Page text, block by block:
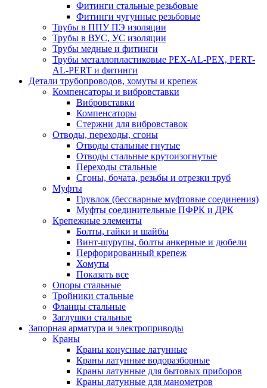
Фитинги стальные резьбовые
Фитинги чугунные резьбовые
Трубы в ППУ ПЭ изоляции
Трубы в ВУС, УС изоляции
Трубы медные и фитинги
Трубы металлопластиковые PEX-AL-PEX, PERT-
AL-PERT и фитинги
Детали трубопроводов, хомуты и крепеж
Компенсаторы и вибровставки
Вибровставки
Компенсаторы
Стержни для вибровставок
Отводы, переходы, сгоны
Отводы стальные гнутые
Отводы стальные крутоизогнутые
Переходы стальные
Сгоны, бочата, резьбы и отрезки труб
Муфты
Грувлок (бессварные муфтовые соединения)
Муфты соединительные ПФРК и ДРК
Крепежные элементы
Болты, гайки и шайбы
Винт-шурупы, болты анкерные и дюбели
Перфорированный крепеж
Хомуты
Показать все
Опоры стальные
Тройники стальные
Фланцы стальные
Заглушки стальные
Запорная арматура и электроприводы
Краны
Краны конусные латунные
Краны латунные водоразборные
Краны латунные для бытовых приборов
Краны латунные для манометров